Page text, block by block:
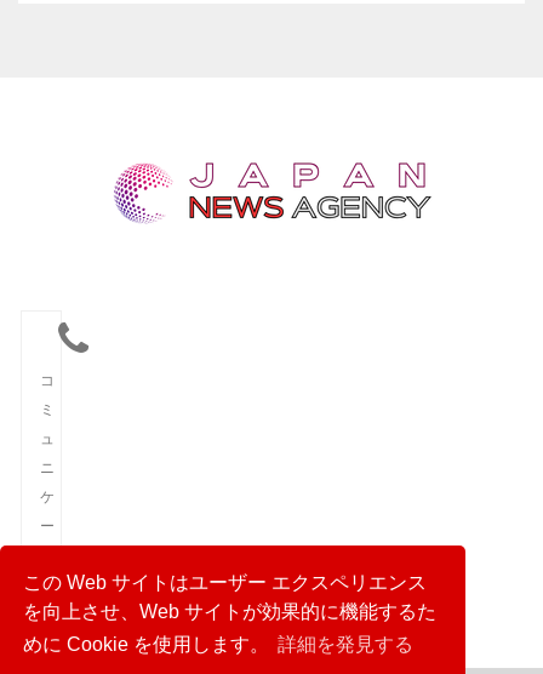
この Web サイトはユーザー エクスペリエンス
を向上させ、Web サイトが効果的に機能するた
めに Cookie を使用します。
詳細を発見する
コ
ミ
ュ
ニ
ケ
ー
ョ
ン